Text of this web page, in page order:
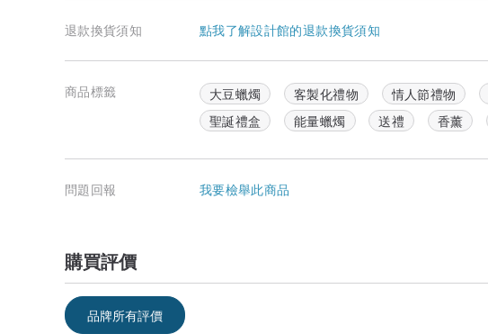
退款換貨須知 點我了解設計館的退款換貨須知
商品標籤 大豆蠟燭 客製化禮物 情人節禮物
聖誕禮盒
能量蠟燭 送禮 香薰
問題回報 我要檢舉此商品
購買評價
品牌所有評價